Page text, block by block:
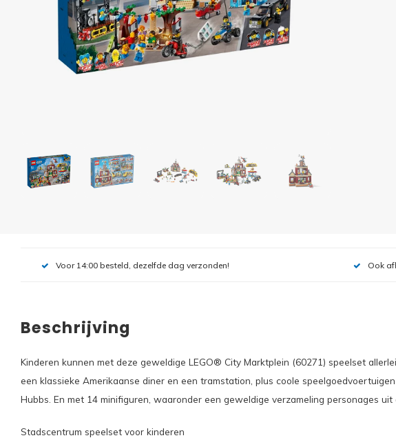
Voor 14:00 besteld, dezelfde dag verzonden! Ook
Beschrijving
Kinderen kunnen met deze geweldige LEGO® City Marktplein (60271) speelset
een klassieke Amerikaanse diner en een tramstation, plus coole
Hubbs. En met 14 minifiguren, waaronder een geweldige verzameling personages
Stadscentrum speelset voor kinderen